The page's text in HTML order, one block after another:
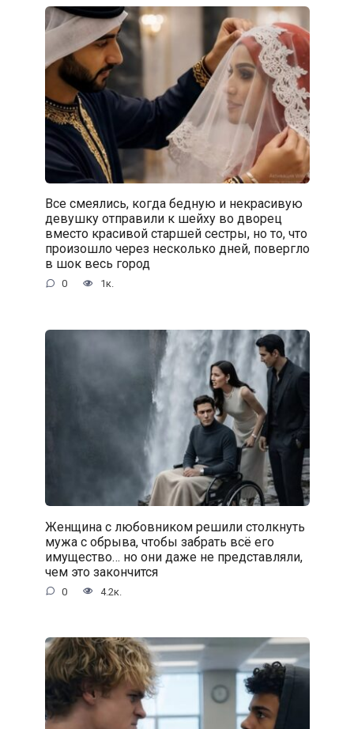
Все смеялись, когда бедную и некрасивую
девушку отправили к шейху во дворец
вместо красивой старшей сестры, но то, что
произошло через несколько дней, повергло
в шок весь город
0 1к.
Женщина с любовником решили столкнуть
мужа с обрыва, чтобы забрать всё его
имущество… но они даже не представляли,
чем это закончится
0 4.2к.